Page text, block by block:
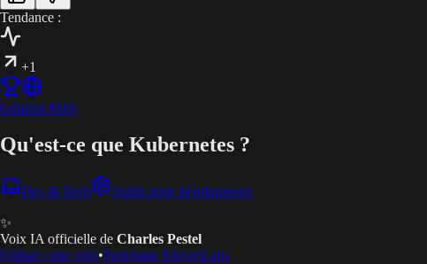
Tendance :
+1
Général #416
Qu'est-ce que Kubernetes ?
Dev & Tech Outils pour développeurs
✨
Voix IA officielle de Charles Pestel
Utiliser cette voix•Partenaire ElevenLabs